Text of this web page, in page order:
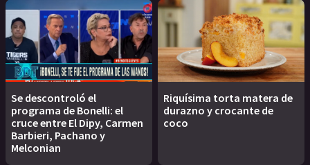
Se descontroló el
programa de Bonelli: el
cruce entre El Dipy, Carmen
Barbieri, Pachano y
Melconian
Riquísima torta matera de
durazno y crocante de
coco